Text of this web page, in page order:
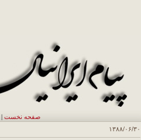
صفحه نخست |
۱۳۸۸/۰۶/۳۰